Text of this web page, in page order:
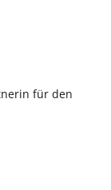
für den